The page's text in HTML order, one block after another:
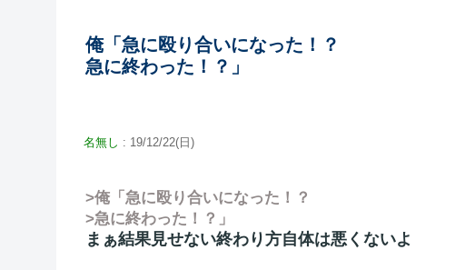
俺「急に殴り合いになった！？
急に終わった！？」
名無し : 19/12/22(日)
>俺「急に殴り合いになった！？
>急に終わった！？」
まぁ結果見せない終わり方自体は悪くないよ